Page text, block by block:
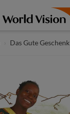
Das Gute Geschenk